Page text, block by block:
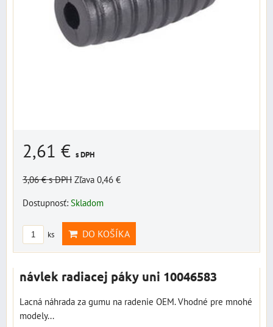
2,61 € s DPH
3,06 €s DPH Zľava 0,46 €
Dostupnosť: Skladom
ks DO KOŠÍKA
návlek radiacej páky uni 10046583
Lacná náhrada za gumu na radenie OEM. Vhodné pre mnohé
modely...